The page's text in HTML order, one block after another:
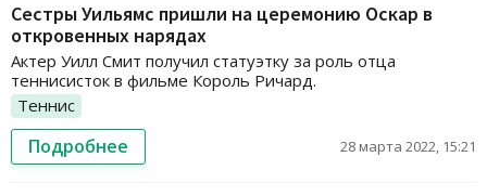
Сестры Уильямс пришли на церемонию Оскар в
откровенных нарядах
Актер Уилл Смит получил статуэтку за роль отца
теннисисток в фильме Король Ричард.
Теннис
Подробнее 28 марта 2022, 15:21